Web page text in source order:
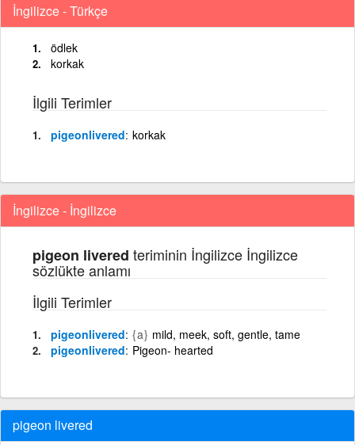
İngilizce - Türkçe
ödlek
korkak
İlgili Terimler
pigeonlivered korkak
İngilizce - İngilizce
pigeon livered teriminin İngilizce İngilizce
sözlükte anlamı
İlgili Terimler
pigeonlivered {a} mild, meek, soft, gentle, tame
pigeonlivered Pigeon- hearted
pigeon livered